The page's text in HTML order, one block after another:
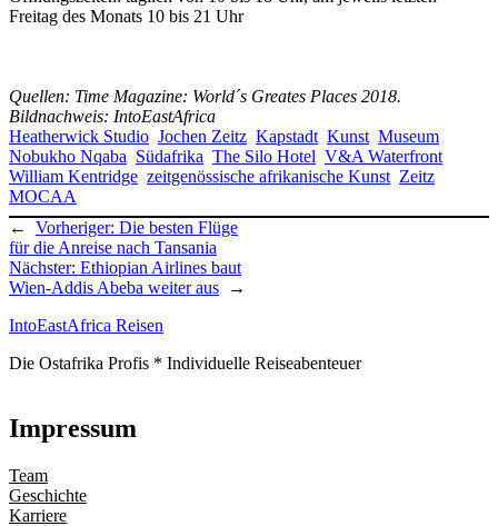
Freitag des Monats 10 bis 21 Uhr
Quellen: Time Magazine: World´s Greates Places 2018.
Bildnachweis: IntoEastAfrica
Heatherwick Studio Jochen Zeitz Kapstadt Kunst Museum
Nobukho Nqaba Südafrika The Silo Hotel V&A Waterfront
William Kentridge zeitgenössische afrikanische Kunst Zeitz
MOCAA
←
Vorheriger: Die besten Flüge
für die Anreise nach Tansania
Nächster: Ethiopian Airlines baut
Wien-Addis Abeba weiter aus
→
IntoEastAfrica Reisen
Die Ostafrika Profis * Individuelle Reiseabenteuer
Impressum
Team
Geschichte
Karriere